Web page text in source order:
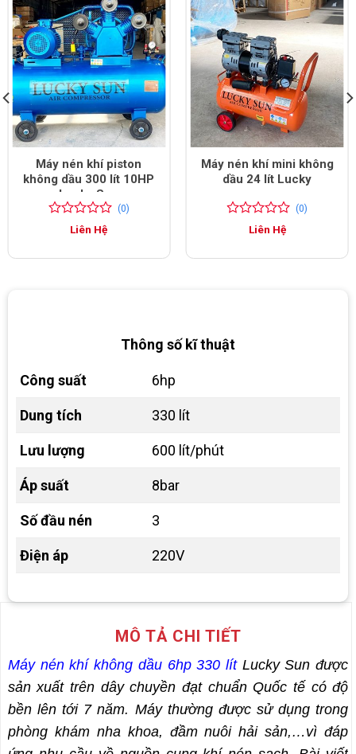
Máy nén khí piston
không dầu 300 lít 10HP
Lucky Sun
(0)
Liên Hệ
Máy nén khí mini không
dầu 24 lít Lucky
(0)
Liên Hệ
MÔ TẢ CHI TIẾT
Máy nén khí không dầu 6hp 330 lítLucky Sun được
sản xuất trên dây chuyền đạt chuẩn Quốc tế có độ
bền lên tới 7 năm. Máy thường được sử dụng trong
phòng khám nha khoa, đầm nuôi hải sản,…vì đáp
Thông số kĩ thuật
Công suất 6hp
Dung tích 330 lít
Lưu lượng 600 lít/phút
Áp suất 8bar
Số đầu nén 3
Điện áp 220V